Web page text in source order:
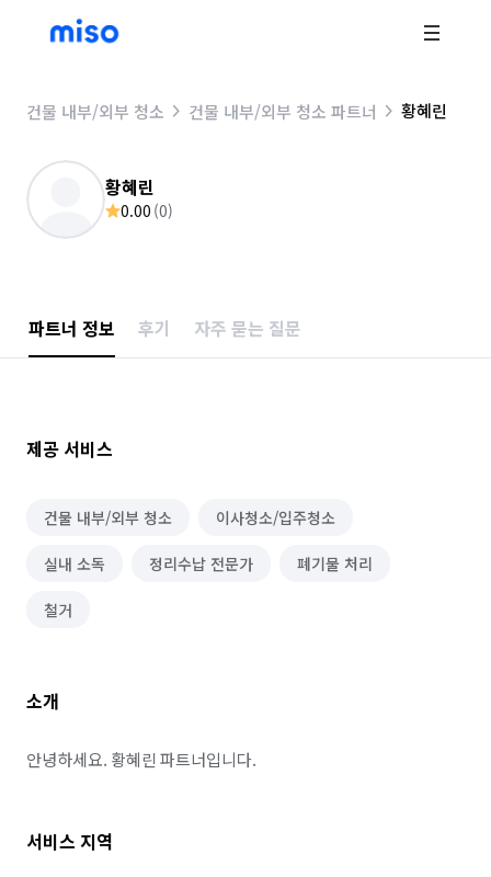
건물 내부/외부 청소 건물 내부/외부 청소 파트너 황혜린
황혜린
0.00 (0)
파트너 정보 후기 자주 묻는 질문
제공 서비스
건물 내부/외부 청소 이사청소/입주청소
실내 소독 정리수납 전문가 폐기물 처리
철거
소개
안녕하세요. 황혜린 파트너입니다.
서비스 지역